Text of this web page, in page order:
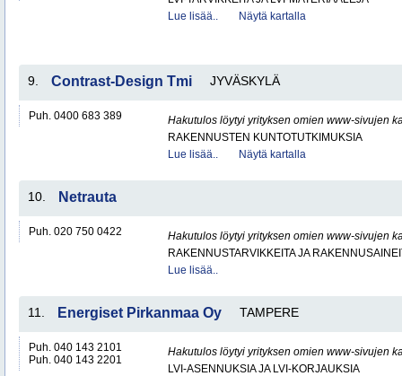
Lue lisää..
Näytä kartalla
9. Contrast-Design Tmi JYVÄSKYLÄ
Puh. 0400 683 389
Hakutulos löytyi yrityksen omien www-sivujen
RAKENNUSTEN KUNTOTUTKIMUKSIA
Lue lisää..
Näytä kartalla
10. Netrauta
Puh. 020 750 0422
Hakutulos löytyi yrityksen omien www-sivujen
RAKENNUSTARVIKKEITA JA
Lue lisää..
11. Energiset Pirkanmaa Oy TAMPERE
Puh. 040 143 2101
Puh. 040 143 2201
Hakutulos löytyi yrityksen omien www-sivujen
LVI-ASENNUKSIA JA LVI-KORJAUKSIA